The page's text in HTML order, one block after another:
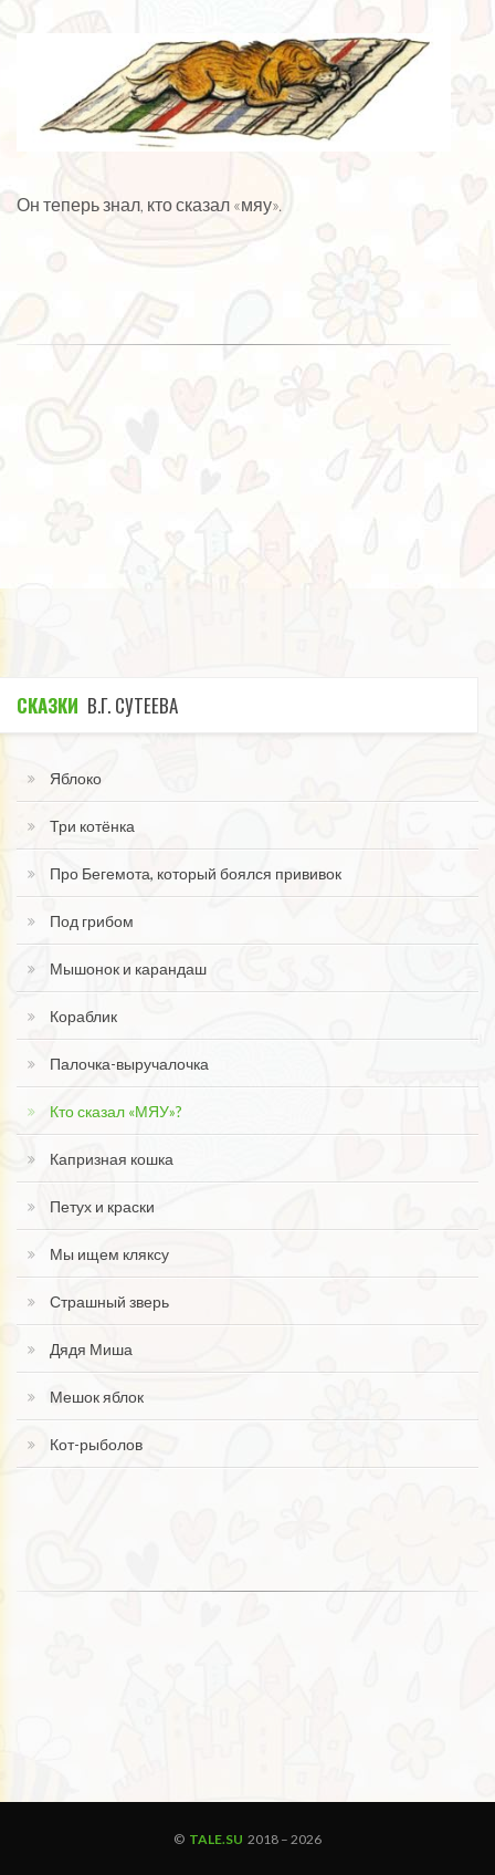
Он теперь знал, кто сказал «мяу».
СКАЗКИ В.Г. СУТЕЕВА
Яблоко
Три котёнка
Про Бегемота, который боялся прививок
Под грибом
Мышонок и карандаш
Кораблик
Палочка-выручалочка
Кто сказал «МЯУ»?
Капризная кошка
Петух и краски
Мы ищем кляксу
Страшный зверь
Дядя Миша
Мешок яблок
Кот-рыболов
© TALE.SU 2018 – 2026